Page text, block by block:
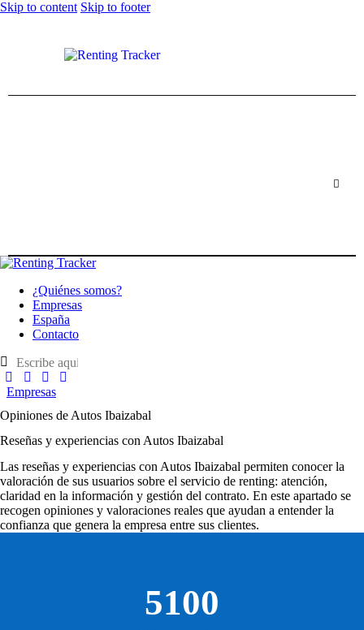
Skip to content Skip to footer
¿Quiénes somos?
Empresas
España
Contacto
Empresas
Opiniones de Autos Ibaizabal
Reseñas y experiencias con Autos Ibaizabal
Las reseñas y experiencias con Autos Ibaizabal permiten conocer la
valoración de sus usuarios sobre el servicio de renting: atención,
claridad en la información y gestión del contrato. En este apartado se
recogen opiniones y valoraciones reales que ayudan a entender la
confianza que genera la empresa entre sus clientes.
5100